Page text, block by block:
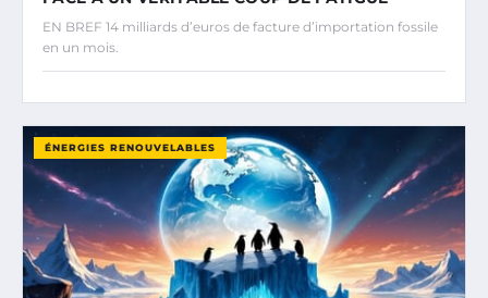
EN BREF 14 milliards d’euros de facture d’importation fossile
en un mois.
ÉNERGIES RENOUVELABLES